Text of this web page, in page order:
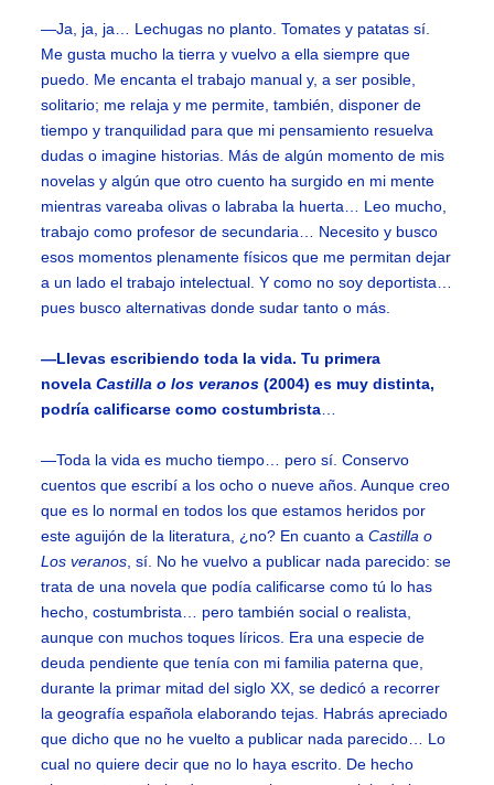
—Ja, ja, ja… Lechugas no planto. Tomates y patatas sí.
Me gusta mucho la tierra y vuelvo a ella siempre que
puedo. Me encanta el trabajo manual y, a ser posible,
solitario; me relaja y me permite, también, disponer de
tiempo y tranquilidad para que mi pensamiento resuelva
dudas o imagine historias. Más de algún momento de mis
novelas y algún que otro cuento ha surgido en mi mente
mientras vareaba olivas o labraba la huerta… Leo mucho,
trabajo como profesor de secundaria… Necesito y busco
esos momentos plenamente físicos que me permitan dejar
a un lado el trabajo intelectual. Y como no soy deportista…
pues busco alternativas donde sudar tanto o más.
—Llevas escribiendo toda la vida. Tu primera
novelaCastilla o los veranos (2004) es muy distinta,
podría calificarse como costumbrista
—Toda la vida es mucho tiempo… pero sí. Conservo
cuentos que escribí a los ocho o nueve años. Aunque creo
que es lo normal en todos los que estamos heridos por
este aguijón de la literatura, ¿no? En cuanto aCastilla o
Los veranos , sí. No he vuelvo a publicar nada parecido: se
trata de una novela que podía calificarse como tú lo has
hecho, costumbrista… pero también social o realista,
aunque con muchos toques líricos. Era una especie de
deuda pendiente que tenía con mi familia paterna que,
durante la primar mitad del siglo XX, se dedicó a recorrer
la geografía española elaborando tejas. Habrás apreciado
que dicho que no he vuelto a publicar nada parecido… Lo
cual no quiere decir que no lo haya escrito. De hecho